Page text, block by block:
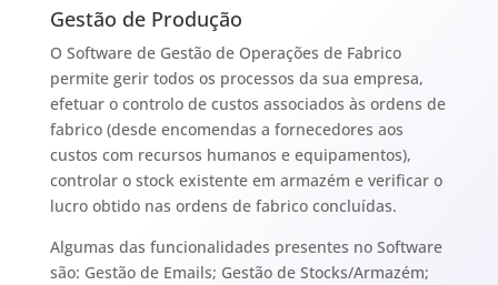
Gestão de Produção
O Software de Gestão de Operações de Fabrico
permite gerir todos os processos da sua empresa,
efetuar o controlo de custos associados às ordens de
fabrico (desde encomendas a fornecedores aos
custos com recursos humanos e equipamentos),
controlar o stock existente em armazém e verificar o
lucro obtido nas ordens de fabrico concluídas.
Algumas das funcionalidades presentes no Software
são: Gestão de Emails; Gestão de Stocks/Armazém;